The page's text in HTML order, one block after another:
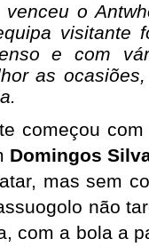
venceu o
visitante
e com
as
começou
Domingos
mas sem
não
com a bola a